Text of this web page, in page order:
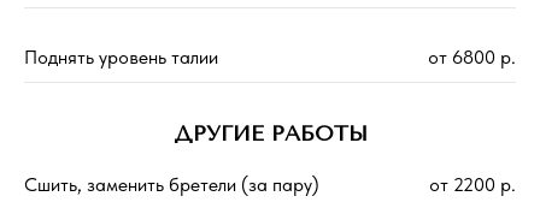
Поднять уровень талии от 6800 р.
ДРУГИЕ РАБОТЫ
Сшить, заменить бретели (за пару) от 2200 р.